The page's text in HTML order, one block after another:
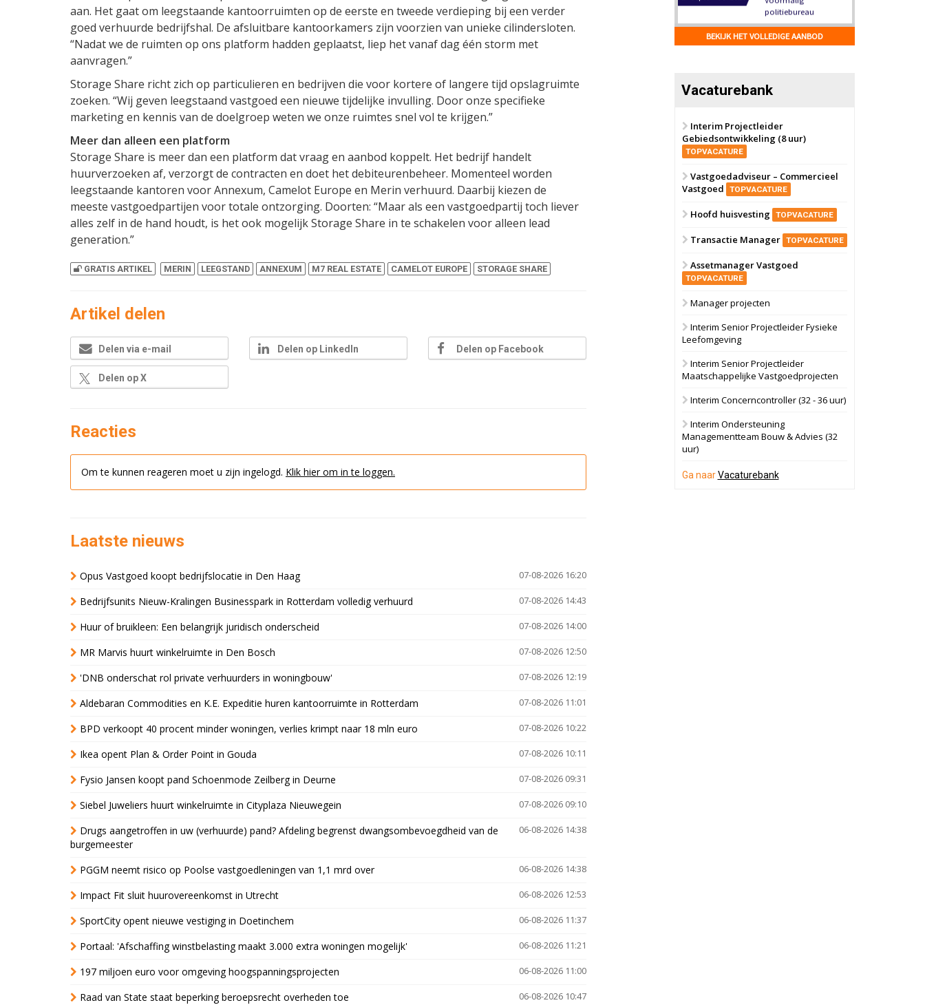
aan. Het gaat om leegstaande kantoorruimten op de eerste en tweede verdieping bij een verder
goed verhuurde bedrijfshal. De afsluitbare kantoorkamers zijn voorzien van unieke cilindersloten.
“Nadat we de ruimten op ons platform hadden geplaatst, liep het vanaf dag één storm met
aanvragen.”
Storage Share richt zich op particulieren en bedrijven die voor kortere of langere tijd opslagruimte
zoeken. “Wij geven leegstaand vastgoed een nieuwe tijdelijke invulling. Door onze specifieke
marketing en kennis van de doelgroep weten we onze ruimtes snel vol te krijgen.”
Meer dan alleen een platform
Storage Share is meer dan een platform dat vraag en aanbod koppelt. Het bedrijf handelt
huurverzoeken af, verzorgt de contracten en doet het debiteurenbeheer. Momenteel worden
leegstaande kantoren voor Annexum, Camelot Europe en Merin verhuurd. Daarbij kiezen de
meeste vastgoedpartijen voor totale ontzorging. Doorten: “Maar als een vastgoedpartij toch liever
alles zelf in de hand houdt, is het ook mogelijk Storage Share in te schakelen voor alleen lead
generation.”
GRATIS ARTIKEL MERIN LEEGSTAND ANNEXUM M7 REAL ESTATE CAMELOT EUROPE STORAGE SHARE
Artikel delen
Delen via e-mail Delen op LinkedIn Delen op Facebook
Delen op X
Reacties
Om te kunnen reageren moet u zijn ingelogd. Klik hier om in te loggen.
Laatste nieuws
07-08-2026 16:20
Opus Vastgoed koopt bedrijfslocatie in Den Haag
07-08-2026 14:43
Bedrijfsunits Nieuw-Kralingen Businesspark in Rotterdam volledig verhuurd
07-08-2026 14:00
Huur of bruikleen: Een belangrijk juridisch onderscheid
07-08-2026 12:50
MR Marvis huurt winkelruimte in Den Bosch
07-08-2026 12:19
'DNB onderschat rol private verhuurders in woningbouw'
07-08-2026 11:01
Aldebaran Commodities en K.E. Expeditie huren kantoorruimte in Rotterdam
07-08-2026 10:22
BPD verkoopt 40 procent minder woningen, verlies krimpt naar 18 mln euro
07-08-2026 10:11
Ikea opent Plan & Order Point in Gouda
07-08-2026 09:31
Fysio Jansen koopt pand Schoenmode Zeilberg in Deurne
07-08-2026 09:10
Siebel Juweliers huurt winkelruimte in Cityplaza Nieuwegein
06-08-2026 14:38
Drugs aangetroffen in uw (verhuurde) pand? Afdeling begrenst dwangsombevoegdheid van de
burgemeester
06-08-2026 14:38
PGGM neemt risico op Poolse vastgoedleningen van 1,1 mrd over
06-08-2026 12:53
Impact Fit sluit huurovereenkomst in Utrecht
06-08-2026 11:37
SportCity opent nieuwe vestiging in Doetinchem
06-08-2026 11:21
Portaal: 'Afschaffing winstbelasting maakt 3.000 extra woningen mogelijk'
06-08-2026 11:00
197 miljoen euro voor omgeving hoogspanningsprojecten
06-08-2026 10:47
Raad van State staat beperking beroepsrecht overheden toe
Hilversum
17 september 2026
Voormalig
Zwanenburg
6 oktober 2026
Oranje
28 september 2026
bedrijventerrein
Bekijk
Schuinesloot
politiebureau
17 september 2026
Voormalig
BEKIJK HET VOLLEDIGE AANBOD
Vacaturebank
Interim Projectleider
Gebiedsontwikkeling (8 uur)
TOPVACATURE
Vastgoedadviseur – Commercieel
Vastgoed
TOPVACATURE
Hoofd huisvesting TOPVACATURE
Transactie Manager TOPVACATURE
Assetmanager Vastgoed
TOPVACATURE
Manager projecten
Interim Senior Projectleider Fysieke
Leefomgeving
Interim Senior Projectleider
Maatschappelijke Vastgoedprojecten
Interim Concerncontroller (32 - 36 uur)
Interim Ondersteuning
Managementteam Bouw & Advies (32
uur)
Ga naarVacaturebank